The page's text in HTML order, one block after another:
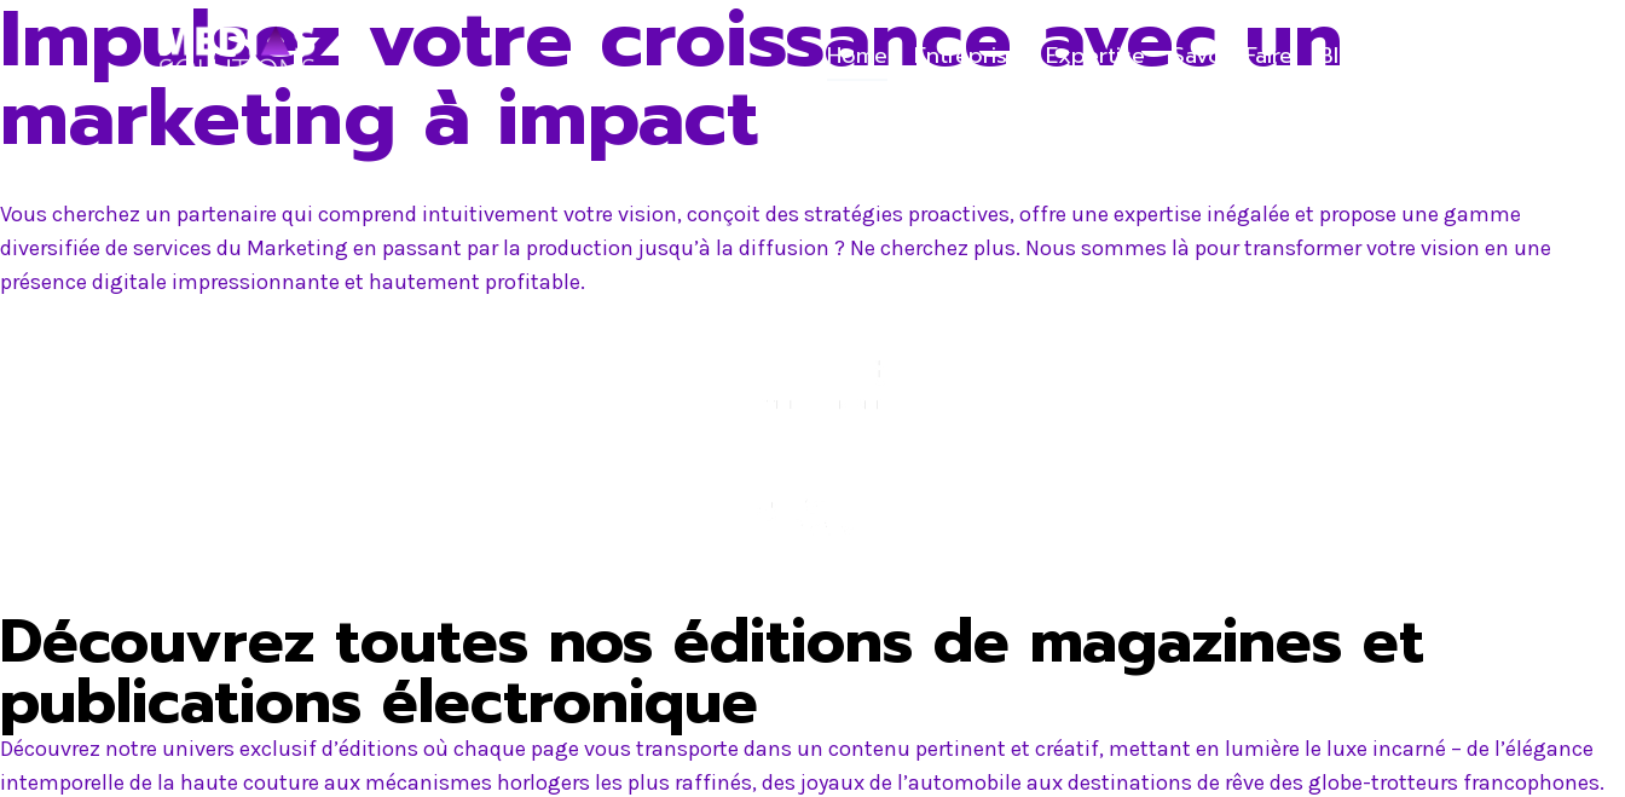
Skip
Home Entreprise Expertise Savoir-Faire Blog
Impulsez votre croissance avec un
marketing à impact
Vous cherchez un partenaire qui comprend intuitivement votre vision, conçoit des stratégies proactives, offre une expertise inégalée et propose une gamme
diversifiée de services du Marketing en passant par la production jusqu’à la diffusion ? Ne cherchez plus. Nous sommes là pour transformer votre vision en une
présence digitale impressionnante et hautement profitable.
Découvrez toutes nos éditions de magazines et
publications électronique
Découvrez notre univers exclusif d’éditions où chaque page vous transporte dans un contenu pertinent et créatif, mettant en lumière le luxe incarné – de l’élégance
intemporelle de la haute couture aux mécanismes horlogers les plus raffinés, des joyaux de l’automobile aux destinations de rêve des globe-trotteurs francophones.